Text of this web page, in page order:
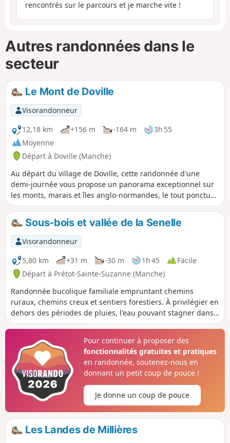
rencontrés sur le parcours et je marche vite !
Autres randonnées dans le
secteur
Le Mont de Doville
Visorandonneur
12,18 km
+156 m -164 m
3h 55
Moyenne
Départ à Doville (Manche)
Au départ du village de Doville, cette randonnée d'une
demi-journée vous propose un panorama exceptionnel sur
les monts, marais et îles anglo-normandes, le tout ponctué
de passages sur des chemins boisés et sur un grand
plateau de landes rases peuplées d'ajoncs.
Sous-bois et vallée de la Senelle
Visorandonneur
5,80 km
+31 m -30 m 1h 45
Facile
Départ à Prétot-Sainte-Suzanne (Manche)
Randonnée bucolique familiale empruntant chemins
ruraux, chemins creux et sentiers forestiers. À privilégier en
dehors des périodes de pluies, l'eau pouvant stagner dans
certains chemins.
Pour continuer à proposer des
fonctionnalités gratuites et pratiques
en randonnée, soutenez-nous en
donnant un petit coup de pouce !
Je donne un coup de pouce
Les Landes de Millières